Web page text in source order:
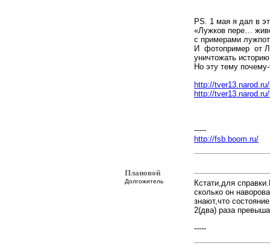
PS. 1 мая я дал в
«Лужков пере…
с примерами
И фотопример от
уничтожать
Но эту тему
http://
http://
-----
http://fsb.boom.ru/
Плановой
Долгожитель
Кстати,для
сколько он
знают,что
2(два) раза
-----